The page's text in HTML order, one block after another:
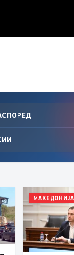
МАКЕДОНИЈА